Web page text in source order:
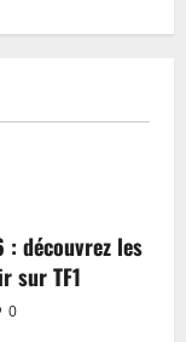
découvrez les
sur TF1
0